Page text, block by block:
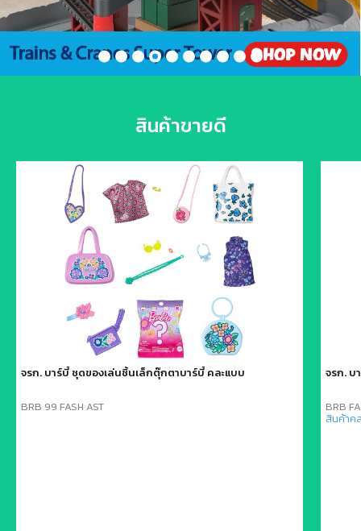
สินค้าขายดี
จรก. บาร์บี้ ชุดของเล่นชิ้นเล็กตุ๊กตาบาร์บี้ คละแบบ
BRB 99 FASH AST
จรก. บ
BRB
สินค้าค